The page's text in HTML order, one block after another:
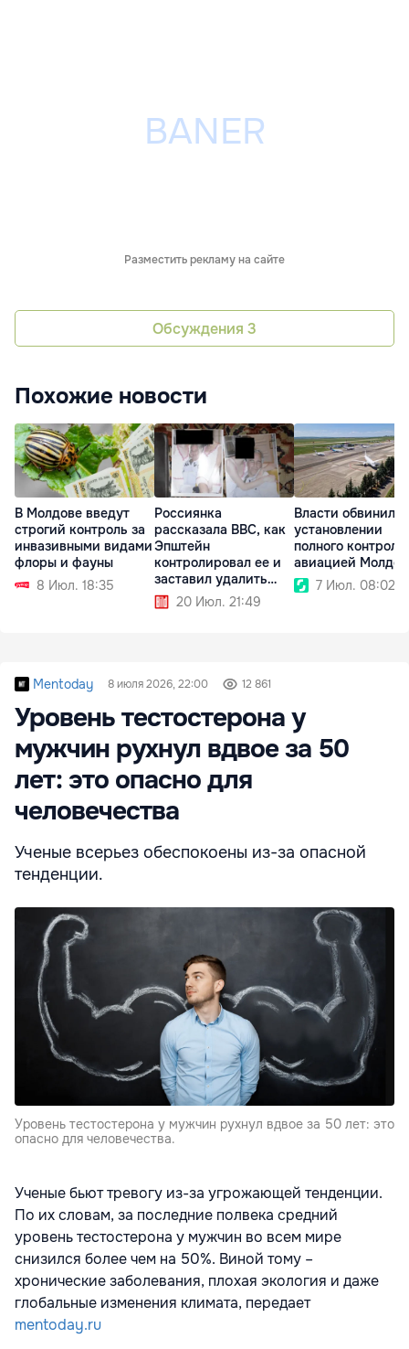
Разместить рекламу на сайте
Обсуждения 3
Похожие новости
В Молдове введут
строгий контроль за
инвазивными видами
флоры и фауны
8 Июл. 18:35
Россиянка
рассказала BBC, как
Эпштейн
контролировал ее и
заставил удалить
татуировку
20 Июл. 21:49
Власти обвинили
установлении
полного
авиацией
7 Июл. 08:02
Mentoday 8 июля 2026, 22:00 12 861
Уровень тестостерона у
мужчин рухнул вдвое за 50
лет: это опасно для
человечества
Ученые всерьез обеспокоены из-за опасной
тенденции.
Уровень тестостерона у мужчин рухнул вдвое за 50 лет: это
опасно для человечества.
Ученые бьют тревогу из-за угрожающей тенденции.
По их словам, за последние полвека средний
уровень тестостерона у мужчин во всем мире
снизился более чем на 50%. Виной тому –
хронические заболевания, плохая экология и даже
глобальные изменения климата, передает
mentoday.ru